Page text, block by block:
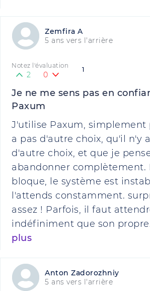
Zemfira A
5 ans vers l'arrière
1
Notez l'évaluation
2 0
Je ne me sens pas en
Paxum
J'utilise Paxum, simplement
a pas d'autre choix, qu'il n'y
d'autre choix, et que je
abandonner complètement.
bloque, le système est
l'attends constamment.
assez ! Parfois, il faut
indéfiniment que son
plus
Anton Zadorozhniy
5 ans vers l'arrière